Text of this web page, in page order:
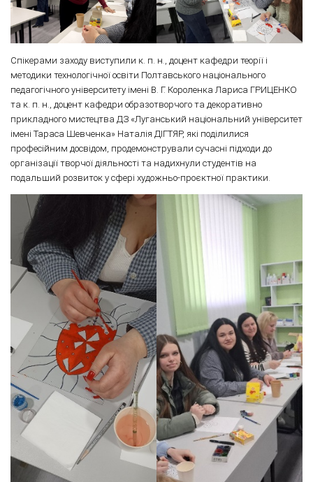
Спікерами заходу виступили к. п. н., доцент кафедри теорії і
методики технологічної освіти Полтавського національного
педагогічного університету імені В. Г. Короленка Лариса ГРИЦЕНКО
та к. п. н., доцент кафедри образотворчого та декоративно
прикладного мистецтва ДЗ «Луганський національний університет
імені Тараса Шевченка» Наталія ДІГТЯР, які поділилися
професійним досвідом, продемонстрували сучасні підходи до
організації творчої діяльності та надихнули студентів на
подальший розвиток у сфері художньо-проєктної практики.